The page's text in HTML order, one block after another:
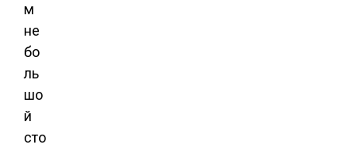
м
не
бо
ль
шо
й
сто